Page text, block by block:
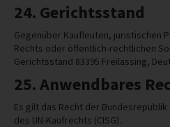
24. Gerichtsstand
Gegenüber Kaufleuten, juristischen
Rechts oder öffentlich-rechtlichen
Gerichtsstand 83395 Freilassing,
25. Anwendbares
Es gilt das Recht der
des UN-Kaufrechts (CISG).